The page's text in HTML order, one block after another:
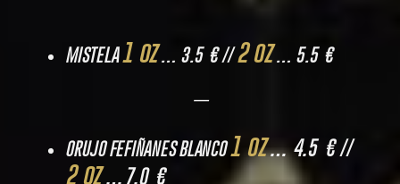
MISTELA1 oz… 3.5 € //2 oz… 5.5 €
—
ORUJO FEFIÑANES BLANCO 1 oz… 4.5 € //
2 oz…7.0 €